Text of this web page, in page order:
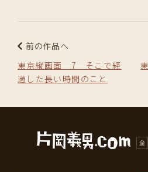
前の作品へ
東京縦画面 7 そこで経
過した長い時間のこと